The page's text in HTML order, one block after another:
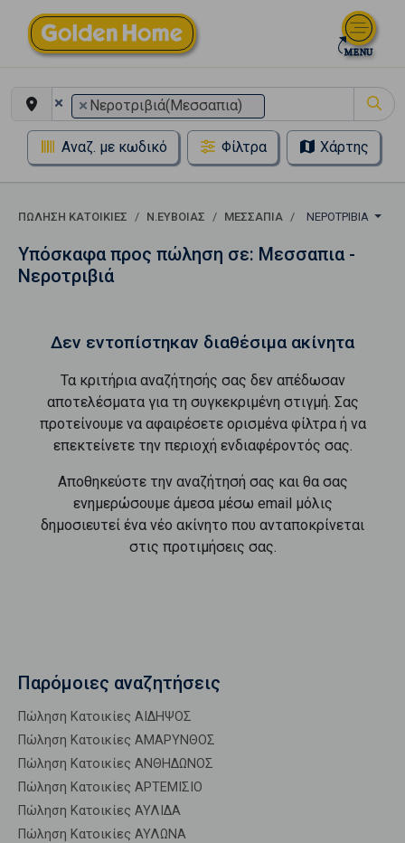
× × Νεροτριβιά(Μεσσαπια)
Αναζ. με κωδικό Φίλτρα Χάρτης
ΠΏΛΗΣΗ ΚΑΤΟΙΚΊΕΣ Ν.ΕΥΒΟΙΑΣ ΜΕΣΣΑΠΙΑ ΝΕΡΟΤΡΙΒΙΆ
Υπόσκαφα προς πώληση σε: Μεσσαπια -
Νεροτριβιά
Δεν εντοπίστηκαν διαθέσιμα ακίνητα
Τα κριτήρια αναζήτησής σας δεν απέδωσαν
αποτελέσματα για τη συγκεκριμένη στιγμή. Σας
προτείνουμε να αφαιρέσετε ορισμένα φίλτρα ή να
επεκτείνετε την περιοχή ενδιαφέροντός σας.
Αποθηκεύστε την αναζήτησή σας και θα σας
ενημερώσουμε άμεσα μέσω email μόλις
δημοσιευτεί ένα νέο ακίνητο που ανταποκρίνεται
στις προτιμήσεις σας.
Παρόμοιες αναζητήσεις
Πώληση Κατοικίες ΑΙΔΗΨΟΣ
Πώληση Κατοικίες ΑΜΑΡΥΝΘΟΣ
Πώληση Κατοικίες ΑΝΘΗΔΩΝΟΣ
Πώληση Κατοικίες ΑΡΤΕΜΙΣΙΟ
Πώληση Κατοικίες ΑΥΛΙΔΑ
Πώληση Κατοικίες ΑΥΛΩΝΑ